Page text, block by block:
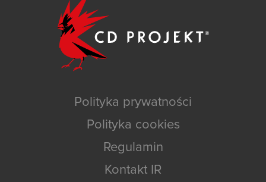
Polityka prywatności
Polityka cookies
Regulamin
Kontakt IR